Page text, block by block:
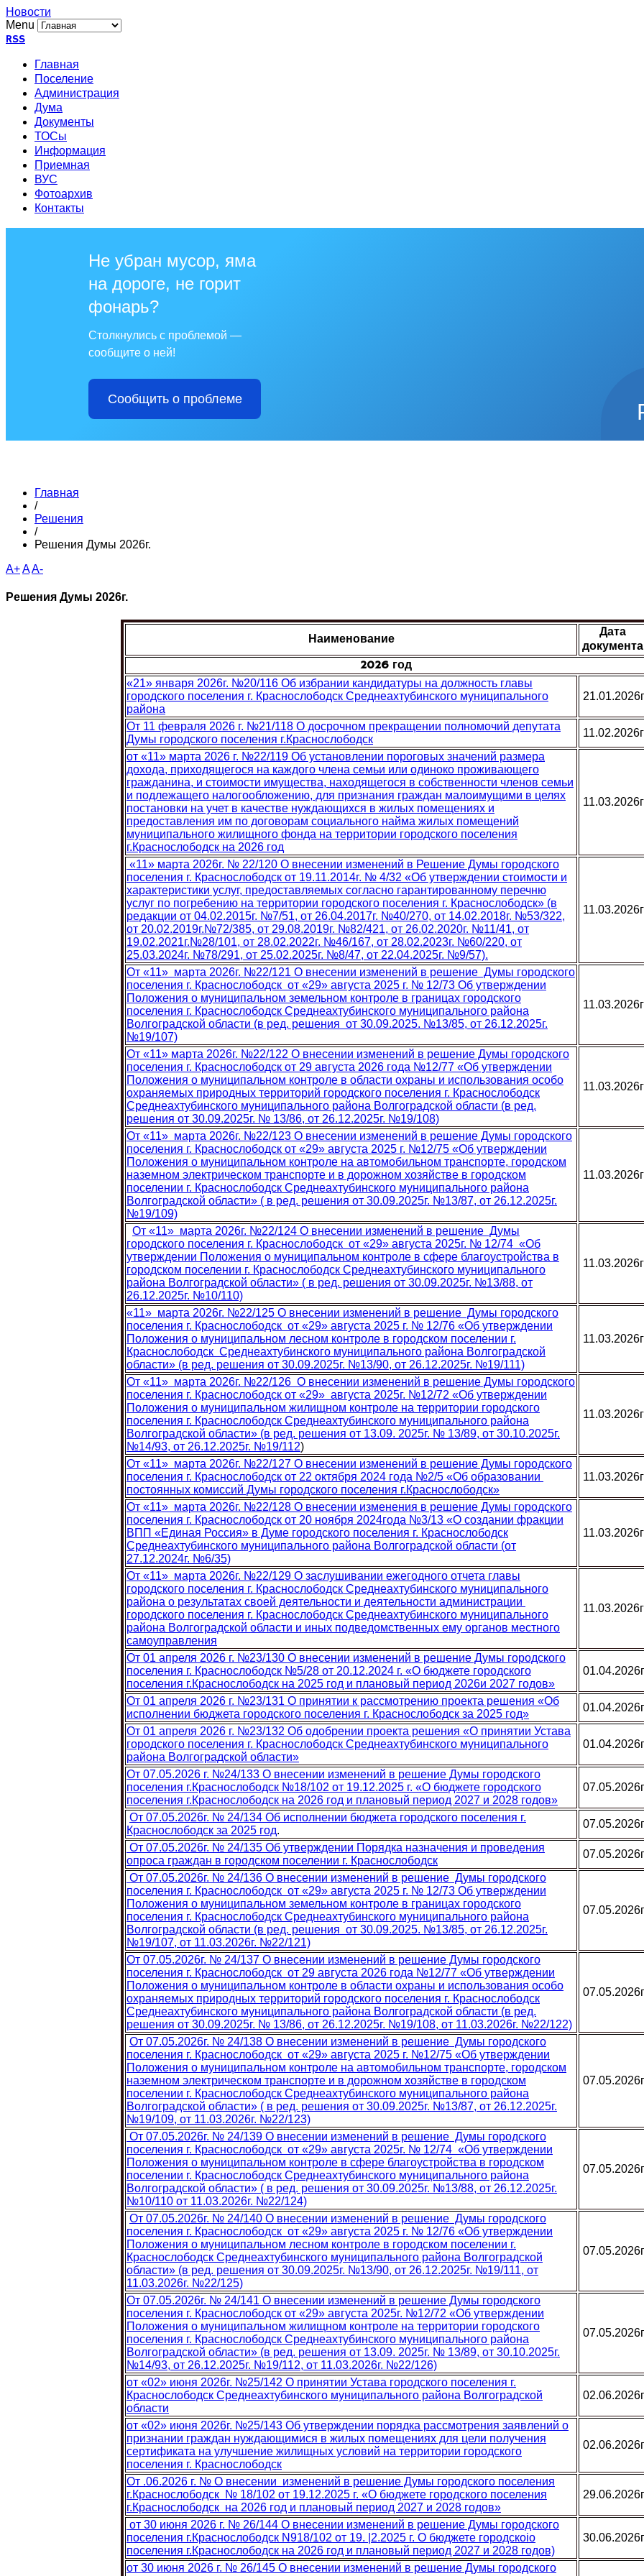
Новости
Menu
RSS
Главная
Поселение
Администрация
Дума
Документы
ТОСы
Информация
Приемная
ВУС
Фотоархив
Контакты
Не убран мусор, яма
на дороге, не горит
фонарь?
Столкнулись с проблемой —
сообщите о ней!
Сообщить о проблеме
Главная
/
Решения
/
Решения Думы 2026г.
A+AA-
Решения Думы 2026г.
Наименование
Дата
документа
2026 год
«21» января 2026г. №20/116 Об избрании кандидатуры на должность главы
городского поселения г. Краснослободск Среднеахтубинского муниципального
района
21.01.2026г
От 11 февраля 2026 г. №21/118 О досрочном прекращении полномочий депутата
Думы городского поселения г.Краснослободск
11.02.2026г
от «11» марта 2026 г. №22/119 Об установлении пороговых значений размера
дохода, приходящегося на каждого члена семьи или одиноко проживающего
гражданина, и стоимости имущества, находящегося в собственности членов семьи
и подлежащего налогообложению, для признания граждан малоимущими в целях
постановки на учет в качестве нуждающихся в жилых помещениях и
предоставления им по договорам социального найма жилых помещений
муниципального жилищного фонда на территории городского поселения
г.Краснослободск на 2026 год
11.03.2026г
«11» марта 2026г. № 22/120 О внесении изменений в Решение Думы городского
поселения г. Краснослободск от 19.11.2014г. № 4/32 «Об утверждении стоимости и
характеристики услуг, предоставляемых согласно гарантированному перечню
услуг по погребению на территории городского поселения г. Краснослободск» (в
редакции от 04.02.2015г. №7/51, от 26.04.2017г. №40/270, от 14.02.2018г. №53/322,
от 20.02.2019г.№72/385, от 29.08.2019г. №82/421, от 26.02.2020г. №11/41, от
19.02.2021г.№28/101, от 28.02.2022г. №46/167, от 28.02.2023г. №60/220, от
25.03.2024г. №78/291, от 25.02.2025г. №8/47, от 22.04.2025г. №9/57).
11.03.2026г
От «11» марта 2026г. №22/121 О внесении изменений в решение Думы городского
поселения г. Краснослободск от «29» августа 2025 г. № 12/73 Об утверждении
Положения о муниципальном земельном контроле в границах городского
поселения г. Краснослободск Среднеахтубинского муниципального района
Волгоградской области (в ред. решения от 30.09.2025. №13/85, от 26.12.2025г.
№19/107)
11.03.2026г
От «11» марта 2026г. №22/122 О внесении изменений в решение Думы городского
поселения г. Краснослободск от 29 августа 2026 года №12/77 «Об утверждении
Положения о муниципальном контроле в области охраны и использования особо
охраняемых природных территорий городского поселения г. Краснослободск
Среднеахтубинского муниципального района Волгоградской области (в ред.
решения от 30.09.2025г. № 13/86, от 26.12.2025г. №19/108)
11.03.2026г
От «11» марта 2026г. №22/123 О внесении изменений в решение Думы городского
поселения г. Краснослободск от «29» августа 2025 г. №12/75 «Об утверждении
Положения о муниципальном контроле на автомобильном транспорте, городском
наземном электрическом транспорте и в дорожном хозяйстве в городском
поселении г. Краснослободск Среднеахтубинского муниципального района
Волгоградской области» ( в ред. решения от 30.09.2025г. №13/87, от 26.12.2025г.
№19/109)
11.03.2026г
От «11» марта 2026г. №22/124 О внесении изменений в решение Думы
городского поселения г. Краснослободск от «29» августа 2025г. № 12/74 «Об
утверждении Положения о муниципальном контроле в сфере благоустройства в
городском поселении г. Краснослободск Среднеахтубинского муниципального
района Волгоградской области» ( в ред. решения от 30.09.2025г. №13/88, от
26.12.2025г. №10/110)
11.03.2026г
«11» марта 2026г. №22/125 О внесении изменений в решение Думы городского
поселения г. Краснослободск от «29» августа 2025 г. № 12/76 «Об утверждении
Положения о муниципальном лесном контроле в городском поселении г.
Краснослободск Среднеахтубинского муниципального района Волгоградской
области» (в ред. решения от 30.09.2025г. №13/90, от 26.12.2025г. №19/111)
11.03.2026г
От «11» марта 2026г. №22/126 О внесении изменений в решение Думы городского
поселения г. Краснослободск от «29» августа 2025г. №12/72 «Об утверждении
Положения о муниципальном жилищном контроле на территории городского
поселения г. Краснослободск Среднеахтубинского муниципального района
Волгоградской области» (в ред. решения от 13.09. 2025г. № 13/89, от 30.10.2025г.
№14/93, от 26.12.2025г. №19/112)
11.03.2026г
От «11» марта 2026г. №22/127 О внесении изменений в решение Думы городского
поселения г. Краснослободск от 22 октября 2024 года №2/5 «Об образовании
постоянных комиссий Думы городского поселения г.Краснослободск»
11.03.2026г
От «11» марта 2026г. №22/128 О внесении изменения в решение Думы городского
поселения г. Краснослободск от 20 ноября 2024года №3/13 «О создании фракции
ВПП «Единая Россия» в Думе городского поселения г. Краснослободск
Среднеахтубинского муниципального района Волгоградской области (от
27.12.2024г. №6/35)
11.03.2026г
От «11» марта 2026г. №22/129 О заслушивании ежегодного отчета главы
городского поселения г. Краснослободск Среднеахтубинского муниципального
района о результатах своей деятельности и деятельности администрации
городского поселения г. Краснослободск Среднеахтубинского муниципального
района Волгоградской области и иных подведомственных ему органов местного
самоуправления
11.03.2026г
От 01 апреля 2026 г. №23/130 О внесении изменений в решение Думы городского
поселения г. Краснослободск №5/28 от 20.12.2024 г. «О бюджете городского
поселения г.Краснослободск на 2025 год и плановый период 2026и 2027 годов»
01.04.2026г
От 01 апреля 2026 г. №23/131 О принятии к рассмотрению проекта решения «Об
исполнении бюджета городского поселения г. Краснослободск за 2025 год»
01.04.2026г
От 01 апреля 2026 г. №23/132 Об одобрении проекта решения «О принятии Устава
городского поселения г. Краснослободск Среднеахтубинского муниципального
района Волгоградской области»
01.04.2026г
От 07.05.2026 г. №24/133 О внесении изменений в решение Думы городского
поселения г.Краснослободск №18/102 от 19.12.2025 г. «О бюджете городского
поселения г.Краснослободск на 2026 год и плановый период 2027 и 2028 годов»
07.05.2026г
От 07.05.2026г. № 24/134 Об исполнении бюджета городского поселения г.
Краснослободск за 2025 год.
07.05.2026г
От 07.05.2026г. № 24/135 Об утверждении Порядка назначения и проведения
опроса граждан в городском поселении г. Краснослободск
07.05.2026г
От 07.05.2026г. № 24/136 О внесении изменений в решение Думы городского
поселения г. Краснослободск от «29» августа 2025 г. № 12/73 Об утверждении
Положения о муниципальном земельном контроле в границах городского
поселения г. Краснослободск Среднеахтубинского муниципального района
Волгоградской области (в ред. решения от 30.09.2025. №13/85, от 26.12.2025г.
№19/107, от 11.03.2026г. №22/121)
07.05.2026г
От 07.05.2026г. № 24/137 О внесении изменений в решение Думы городского
поселения г. Краснослободск от 29 августа 2026 года №12/77 «Об утверждении
Положения о муниципальном контроле в области охраны и использования особо
охраняемых природных территорий городского поселения г. Краснослободск
Среднеахтубинского муниципального района Волгоградской области (в ред.
решения от 30.09.2025г. № 13/86, от 26.12.2025г. №19/108, от 11.03.2026г. №22/122)
07.05.2026г
От 07.05.2026г. № 24/138 О внесении изменений в решение Думы городского
поселения г. Краснослободск от «29» августа 2025 г. №12/75 «Об утверждении
Положения о муниципальном контроле на автомобильном транспорте, городском
наземном электрическом транспорте и в дорожном хозяйстве в городском
поселении г. Краснослободск Среднеахтубинского муниципального района
Волгоградской области» ( в ред. решения от 30.09.2025г. №13/87, от 26.12.2025г.
№19/109, от 11.03.2026г. №22/123)
07.05.2026г
От 07.05.2026г. № 24/139 О внесении изменений в решение Думы городского
поселения г. Краснослободск от «29» августа 2025г. № 12/74 «Об утверждении
Положения о муниципальном контроле в сфере благоустройства в городском
поселении г. Краснослободск Среднеахтубинского муниципального района
Волгоградской области» ( в ред. решения от 30.09.2025г. №13/88, от 26.12.2025г.
№10/110 от 11.03.2026г. №22/124)
07.05.2026г
От 07.05.2026г. № 24/140 О внесении изменений в решение Думы городского
поселения г. Краснослободск от «29» августа 2025 г. № 12/76 «Об утверждении
Положения о муниципальном лесном контроле в городском поселении г.
Краснослободск Среднеахтубинского муниципального района Волгоградской
области» (в ред. решения от 30.09.2025г. №13/90, от 26.12.2025г. №19/111, от
11.03.2026г. №22/125)
07.05.2026г
От 07.05.2026г. № 24/141 О внесении изменений в решение Думы городского
поселения г. Краснослободск от «29» августа 2025г. №12/72 «Об утверждении
Положения о муниципальном жилищном контроле на территории городского
поселения г. Краснослободск Среднеахтубинского муниципального района
Волгоградской области» (в ред. решения от 13.09. 2025г. № 13/89, от 30.10.2025г.
№14/93, от 26.12.2025г. №19/112, от 11.03.2026г. №22/126)
07.05.2026г
от «02» июня 2026г. №25/142 О принятии Устава городского поселения г.
Краснослободск Среднеахтубинского муниципального района Волгоградской
области
02.06.2026г
от «02» июня 2026г. №25/143 Об утверждении порядка рассмотрения заявлений о
признании граждан нуждающимися в жилых помещениях для цели получения
сертификата на улучшение жилищных условий на территории городского
поселения г. Краснослободск
02.06.2026г
От .06.2026 г. № О внесении изменений в решение Думы городского поселения
г.Краснослободск № 18/102 от 19.12.2025 г. «О бюджете городского поселения
г.Краснослободск на 2026 год и плановый период 2027 и 2028 годов»
29.06.2026г
от 30 июня 2026 г. № 26/144 О внесении изменений в решение Думы городского
поселения г.Краснослободск N918/102 от 19. |2.2025 г. О бюджете городскоiо
поселения г.Краснослободск на 2026 год и плановый период 2027 и 2028 годов)
30.06.2026г
от 30 июня 2026 г. № 26/145 О внесении изменений в решение Думы городского